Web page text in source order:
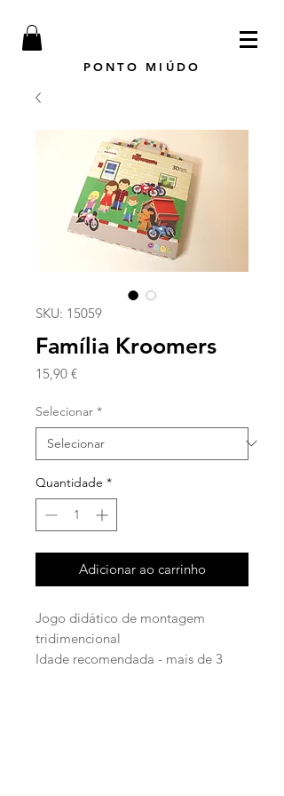
PONTO MIÚDO
SKU: 15059
Família Kroomers
15,90 €Preço
Selecionar *
Quantidade *
Adicionar ao carrinho
Jogo didático de montagem
tridimencional
Idade recomendada - mais de 3